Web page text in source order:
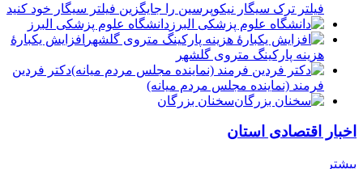
فیلتر ترک سیگار نیکوپرسین را جایگزین فیلتر سیگار خود کنید
دانشگاه علوم پزشکی البرز
افزایش یکبارۀ
هزینه پارکینگ متروی گلشهر
دكتر فردين
فرمند (نماينده مجلس مردم میانه)
سخنان بزرگان
اخبار اقتصادی استان
بیشتر